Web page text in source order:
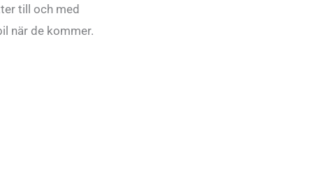
till och med
när de kommer.